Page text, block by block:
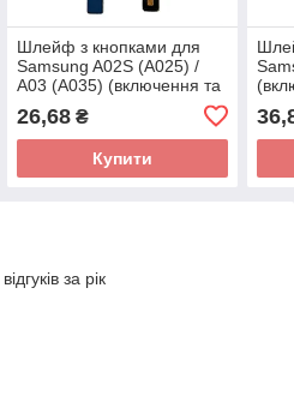
Шлейф з кнопками для
Samsung A02S (A025) /
A03 (A035) (включення та
26,68₴
Купити
за рік